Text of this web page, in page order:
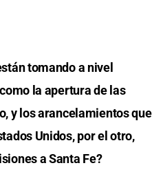
tomando a nivel
la apertura de las
y los arancelamientos que
Unidos, por el otro,
a Santa Fe?